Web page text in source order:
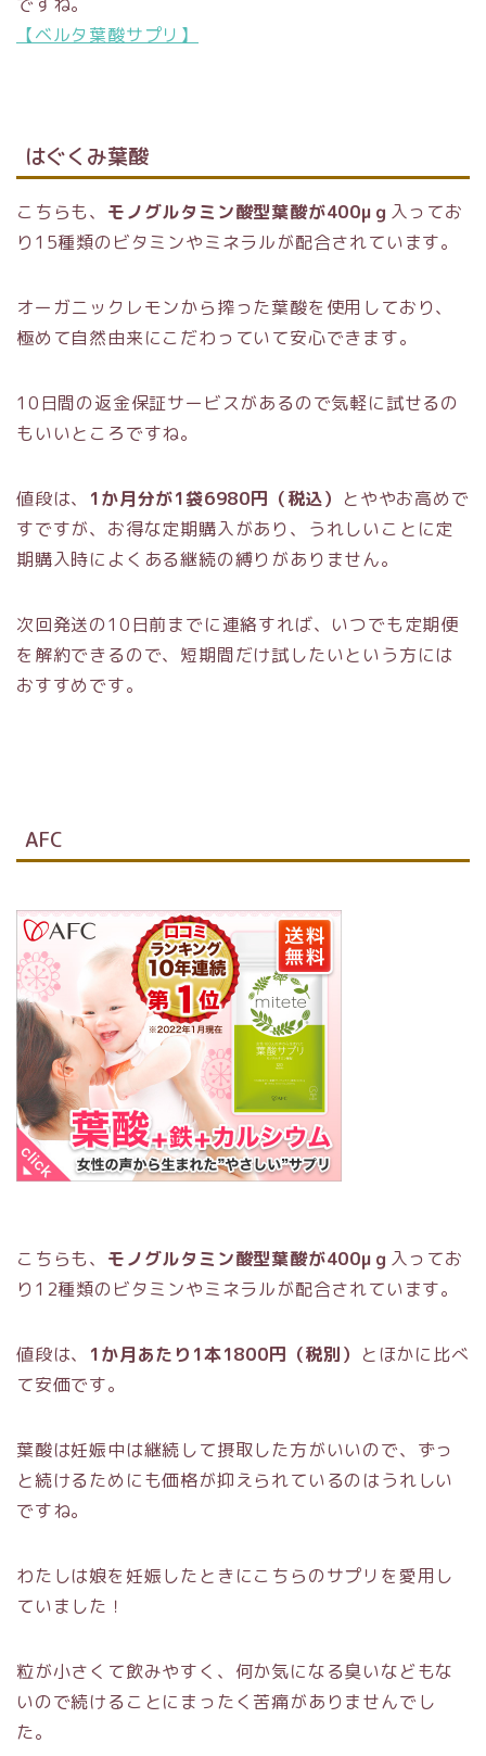
【ベルタ葉酸サプリ】
はぐくみ葉酸
こちらも、 モノグルタミン酸型葉酸が400μｇ 入ってお
り15種類のビタミンやミネラルが配合されています。
オーガニックレモンから搾った葉酸を使用しており、
極めて自然由来にこだわっていて安心できます。
10日間の返金保証サービスがあるので気軽に試せるの
もいいところですね。
値段は、 1か月分が1袋6980円（税込） とややお高めで
すですが、お得な定期購入があり、うれしいことに定
期購入時によくある継続の縛りがありません。
次回発送の10日前までに連絡すれば、いつでも定期便
を解約できるので、短期間だけ試したいという方には
おすすめです。
AFC
こちらも、 モノグルタミン酸型葉酸が400μｇ 入ってお
り12種類のビタミンやミネラルが配合されています。
値段は、 1か月あたり1本1800円（税別） とほかに比べ
て安価です。
葉酸は妊娠中は継続して摂取した方がいいので、ずっ
と続けるためにも価格が抑えられているのはうれしい
ですね。
わたしは娘を妊娠したときにこちらのサプリを愛用し
ていました！
粒が小さくて飲みやすく、何か気になる臭いなどもな
いので続けることにまったく苦痛がありませんでし
た。